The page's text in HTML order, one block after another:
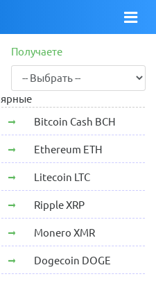
Получаете
Bitcoin Cash BCH
Ethereum ETH
Litecoin LTC
Ripple XRP
Monero XMR
Dogecoin DOGE